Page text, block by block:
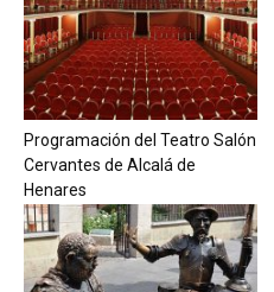
Programación del Teatro Salón
Cervantes de Alcalá de
Henares